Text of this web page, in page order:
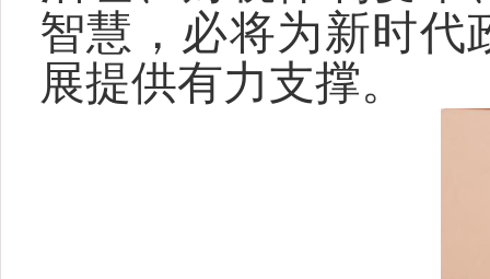
智慧，必将为新时代
展提供有力支撑。